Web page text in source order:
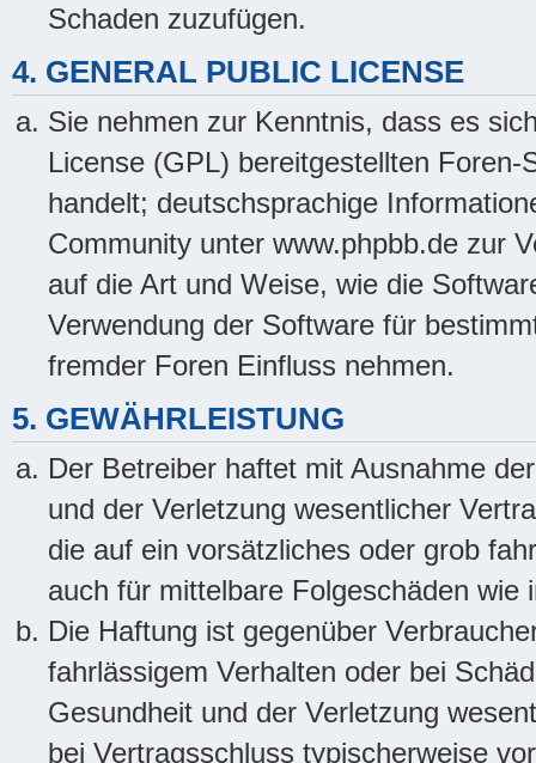
Schaden zuzufügen.
4. GENERAL PUBLIC LICENSE
Sie nehmen zur Kenntnis, dass es
License (GPL) bereitgestellten
handelt; deutschsprachige
Community unter www.phpbb.de zur
auf die Art und Weise, wie die
Verwendung der Software für
fremder Foren Einfluss nehmen.
5. GEWÄHRLEISTUNG
Der Betreiber haftet mit Ausnahme
und der Verletzung wesentlicher
die auf ein vorsätzliches oder grob
auch für mittelbare Folgeschäden wie
Die Haftung ist gegenüber
fahrlässigem Verhalten oder bei
Gesundheit und der Verletzung
bei Vertragsschluss typischerweise